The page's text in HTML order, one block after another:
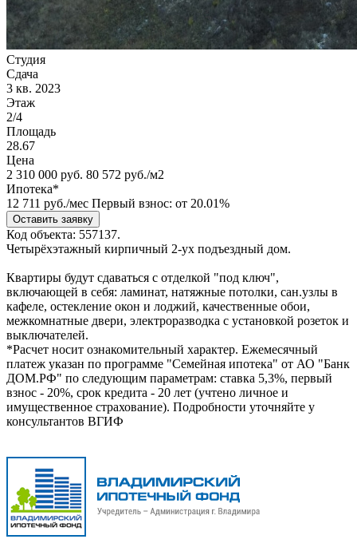
Студия
Сдача
3 кв. 2023
Этаж
2/4
Площадь
28.67
Цена
2 310 000 руб. 80 572 руб./м2
Ипотека*
12 711 руб./мес Первый взнос: от 20.01%
Оставить заявку
Код объекта: 557137.
Четырёхэтажный кирпичный 2-ух подъездный дом.
Квартиры будут сдаваться с отделкой "под ключ",
включающей в себя: ламинат, натяжные потолки, сан.узлы в
кафеле, остекление окон и лоджий, качественные обои,
межкомнатные двери, электроразводка с установкой розеток и
выключателей.
*Расчет носит ознакомительный характер. Ежемесячный
платеж указан по программе "Семейная ипотека" от АО "Банк
ДОМ.РФ" по следующим параметрам: ставка 5,3%, первый
взнос - 20%, срок кредита - 20 лет (учтено личное и
имущественное страхование). Подробности уточняйте у
консультантов ВГИФ